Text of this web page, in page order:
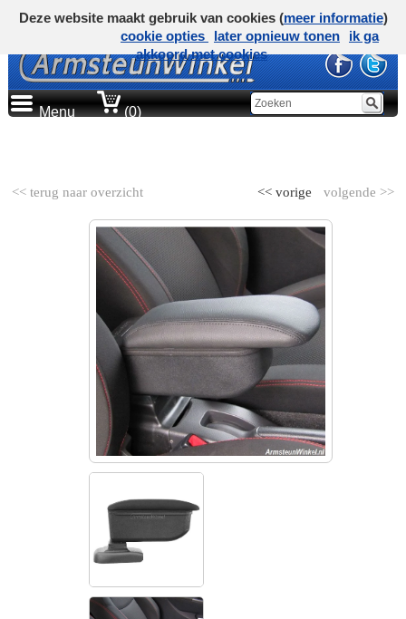
Menu (0)
<< terug naar overzicht volgende >>
<< vorige
Deze website maakt gebruik van cookies (meer informatie)
cookie opties
later opnieuw tonen
ik ga
akkoord met cookies